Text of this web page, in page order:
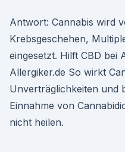
Antwort: Cannabis wird
Krebsgeschehen,
eingesetzt. Hilft CBD bei
Allergiker.de So wirkt
Unverträglichkeiten und
Einnahme von
nicht heilen.